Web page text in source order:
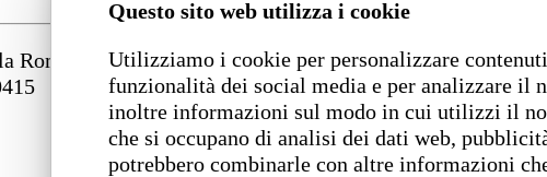
Questo sito web utilizza i cookie
Utilizziamo i cookie per personalizzare
funzionalità dei social media e per analizzare il
inoltre informazioni sul modo in cui utilizzi il
che si occupano di analisi dei dati web,
potrebbero combinarle con altre informazioni
Romagna, 285 – 61121 Pesaro (PU) Italia